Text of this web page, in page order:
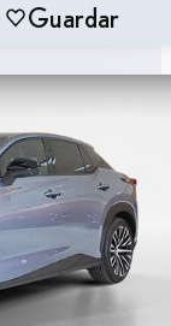
Guardar